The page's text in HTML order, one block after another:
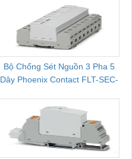
Bộ Chống Sét Nguồn 3 Pha 5
Dây Phoenix Contact FLT-SEC-